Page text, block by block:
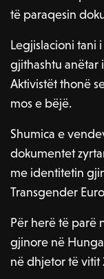
të paraqesin
Legjislacioni tani
gjithashtu anëtar
Aktivistët thonë
mos e bëjë.
Shumica e
dokumentet
me identitetin
Transgender
Për herë të parë
gjinore në
në dhjetor të vitit